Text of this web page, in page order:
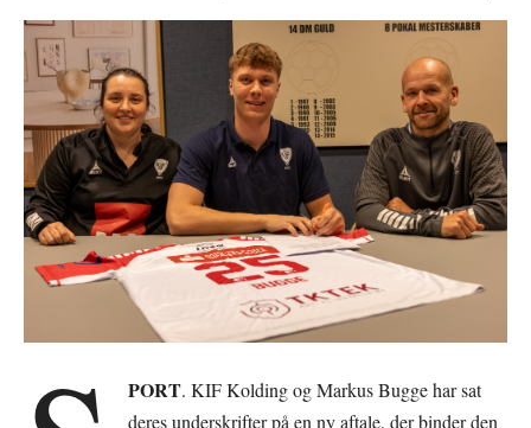
PORT. KIF Kolding og Markus Bugge har sat
deres underskrifter på en ny aftale, der binder den